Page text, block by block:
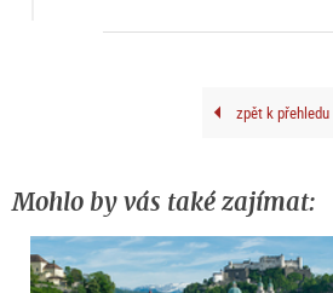
zpět k přehledu
Mohlo by vás také zajímat: